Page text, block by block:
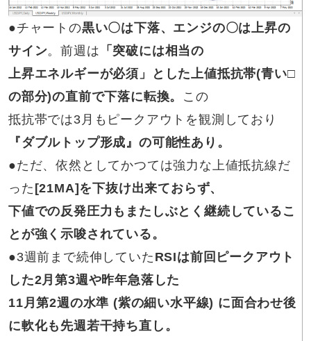
●チャートの黒い〇は下落、エンジの〇は上昇の
サイン。前週は 「突破には相当の
上昇エネルギーが必須」とした上値抵抗帯(青い□
の部分)の直前で下落に転換。 この
抵抗帯では3月もピークアウトを観測しており
『ダブルトップ形成』の可能性あり。
●ただ、依然としてかつては強力な上値抵抗線だ
った [21MA]を下抜け出来ておらず、
下値での反発圧力もまたしぶとく継続しているこ
とが強く示唆されている。
●3週前まで続伸していた RSIは前回ピークアウト
した2月第3週や昨年急落した
11月第2週の水準 (紫の細い水平線) に面合わせ後
に軟化も先週若干持ち直し。